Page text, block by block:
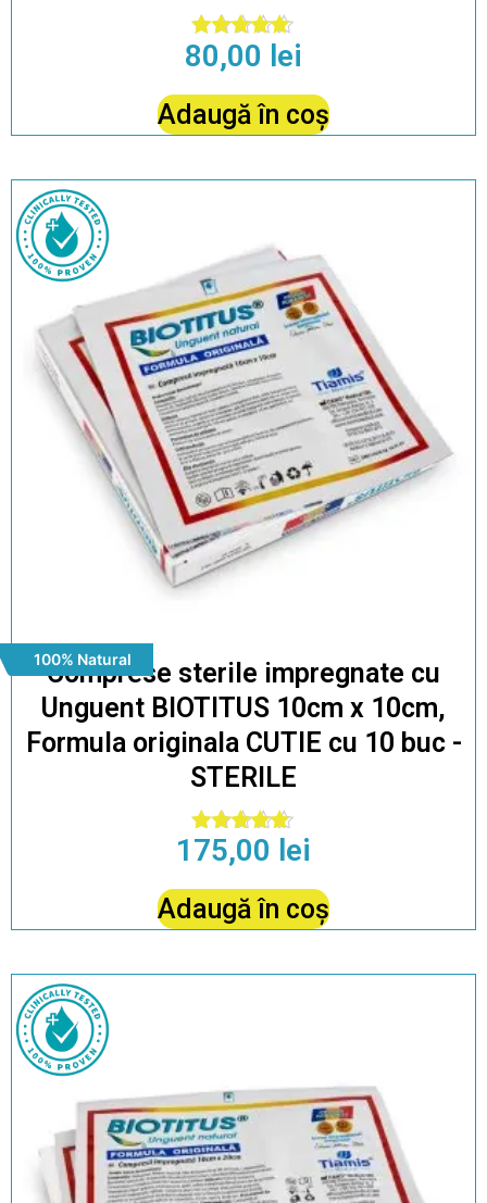
Evaluat la
4.92
80,00 lei
Adaugă în coș
100% Natural
Comprese sterile impregnate cu
Unguent BIOTITUS 10cm x 10cm,
Formula originala CUTIE cu 10 buc -
STERILE
Evaluat la
4.79
175,00 lei
Adaugă în coș